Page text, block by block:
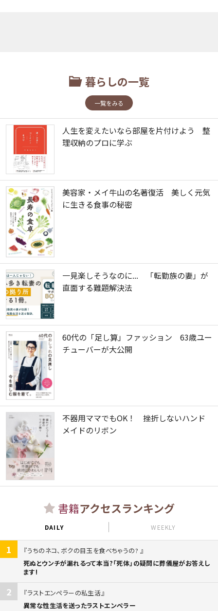
暮らしの一覧
一覧をみる
人生を変えたいなら部屋を片付けよう 整
理収納のプロに学ぶ
美容家・メイ牛山の名著復活 美しく元気
に生きる食事の秘密
一見楽しそうなのに... 「転勤族の妻」が
直面する難題解決法
60代の「足し算」ファッション 63歳ユー
チューバーが大公開
不器用ママでもOK！ 挫折しないハンド
メイドのリボン
書籍アクセスランキング
DAILY WEEKLY
1
うちのネコ、ボクの目玉を食べちゃうの?
死ぬとウンチが漏れるって本当?「死体」の疑問に葬儀屋がお答えし
ます!
2
ラストエンペラーの私生活
異常な性生活を送ったラストエンペラー